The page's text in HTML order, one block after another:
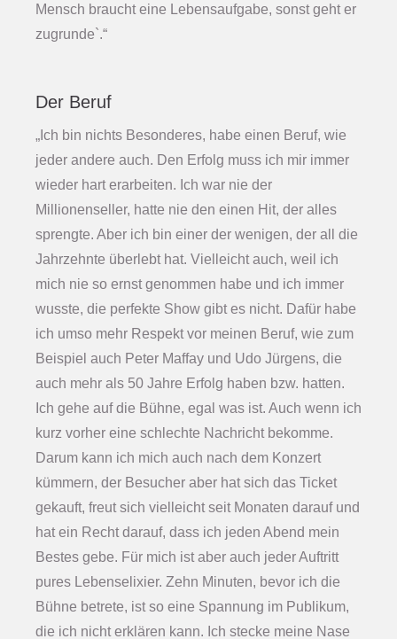
Mensch braucht eine Lebensaufgabe, sonst geht er
zugrunde`.“
Der Beruf
„Ich bin nichts Besonderes, habe einen Beruf, wie
jeder andere auch. Den Erfolg muss ich mir immer
wieder hart erarbeiten. Ich war nie der
Millionenseller, hatte nie den einen Hit, der alles
sprengte. Aber ich bin einer der wenigen, der all die
Jahrzehnte überlebt hat. Vielleicht auch, weil ich
mich nie so ernst genommen habe und ich immer
wusste, die perfekte Show gibt es nicht. Dafür habe
ich umso mehr Respekt vor meinen Beruf, wie zum
Beispiel auch Peter Maffay und Udo Jürgens, die
auch mehr als 50 Jahre Erfolg haben bzw. hatten.
Ich gehe auf die Bühne, egal was ist. Auch wenn ich
kurz vorher eine schlechte Nachricht bekomme.
Darum kann ich mich auch nach dem Konzert
kümmern, der Besucher aber hat sich das Ticket
gekauft, freut sich vielleicht seit Monaten darauf und
hat ein Recht darauf, dass ich jeden Abend mein
Bestes gebe. Für mich ist aber auch jeder Auftritt
pures Lebenselixier. Zehn Minuten, bevor ich die
Bühne betrete, ist so eine Spannung im Publikum,
die ich nicht erklären kann. Ich stecke meine Nase